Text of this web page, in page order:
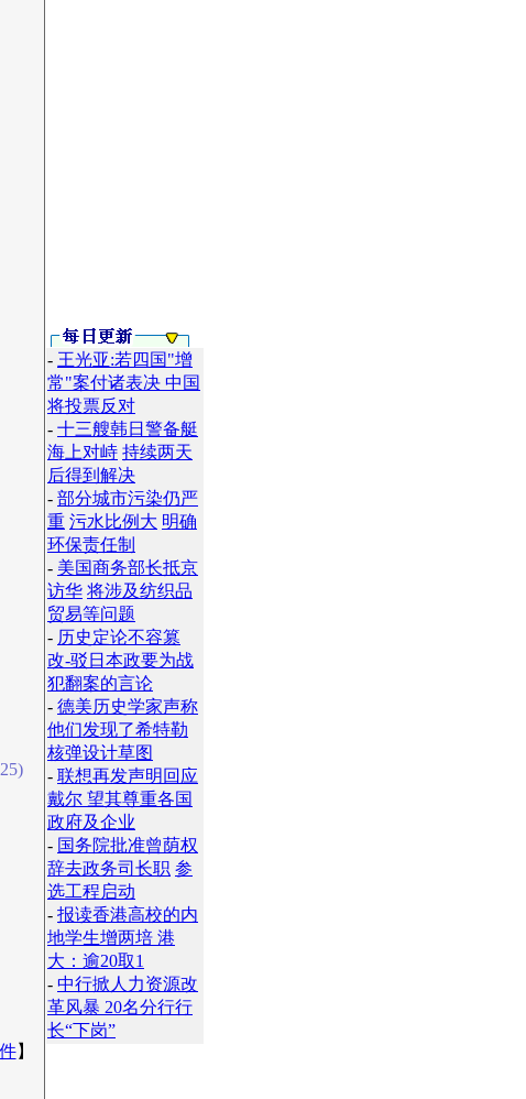
】
- 王光亚:若四国"增
常"案付诸表决 中国
将投票反对
- 十三艘韩日警备艇
海上对峙 持续两天
后得到解决
- 部分城市污染仍严
重 污水比例大 明确
环保责任制
- 美国商务部长抵京
访华 将涉及纺织品
贸易等问题
- 历史定论不容篡
改-驳日本政要为战
犯翻案的言论
- 德美历史学家声称
他们发现了希特勒
核弹设计草图
- 联想再发声明回应
戴尔 望其尊重各国
政府及企业
- 国务院批准曾荫权
辞去政务司长职 参
选工程启动
- 报读香港高校的内
地学生增两培 港
大：逾20取1
- 中行掀人力资源改
革风暴 20名分行行
长“下岗”